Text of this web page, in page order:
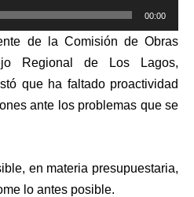
00:00
de la Comisión de Obras
Regional de Los Lagos,
que ha faltado proactividad
ante los problemas que se
en materia presupuestaria,
lo antes posible.